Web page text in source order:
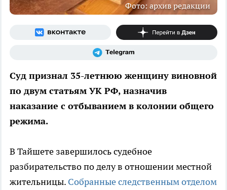
Фото: архив редакции
Суд признал 35-летнюю женщину виновной
по двум статьям УК РФ, назначив
наказание с отбыванием в колонии общего
режима.
В Тайшете завершилось судебное
разбирательство по делу в отношении местной
жительницы. Собранные следственным отделом